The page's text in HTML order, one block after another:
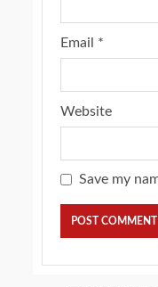
Email *
Website
Save my